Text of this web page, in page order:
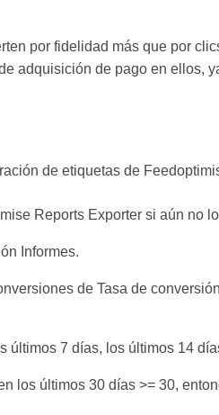
por fidelidad más que por
adquisición de pago en ellos,
de etiquetas de
Reports Exporter si aún no
Informes.
de Tasa de
7 días, los últimos 14
los últimos 30 días >= 30,